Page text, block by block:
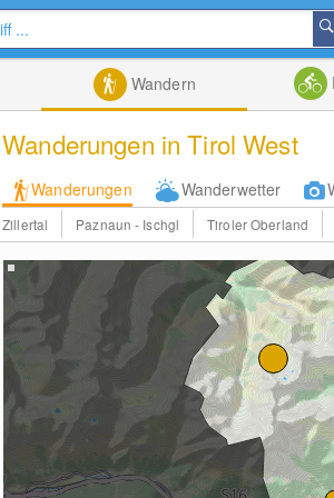
Wandern
Wanderungen in Tirol West
Wanderungen Wanderwetter
Zillertal Paznaun - Ischgl Tiroler Oberland